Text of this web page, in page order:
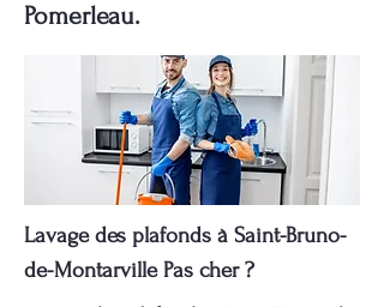
Pomerleau.
Lavage des plafonds à Saint-Bruno-
de-Montarville Pas cher ?